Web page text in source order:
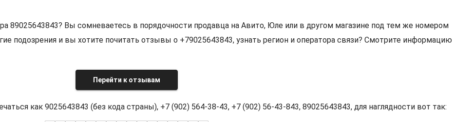
89025643843? Вы сомневаетесь в порядочности продавца на Авито, Юле или в другом магазине под тем же номером
подозрения и вы хотите почитать отзывы о +79025643843, узнать регион и оператора связи? Смотрите информацию
Перейти к отзывам
как 9025643843 (без кода страны), +7 (902) 564-38-43, +7 (902) 56-43-843, 89025643843, для наглядности вот так: